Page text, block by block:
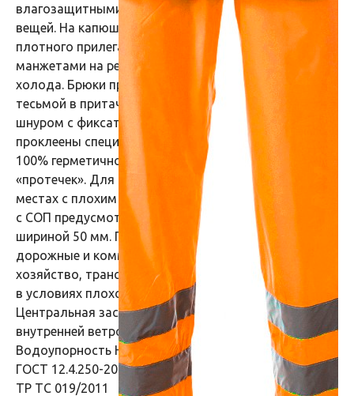
влагозащитными клапанами для удобного хранения
вещей. На капюшоне шнур с фиксаторами для более
плотного прилегания. Рукава реглан с внутренними
манжетами на резинке обеспечивают защиту от
холода. Брюки прямого силуэта с эластичной
тесьмой в притачном поясе и регулировкой по поясу
шнуром с фиксаторами. Все швы на куртке и брюках
проклеены специальной лентой, обеспечивающей
100% герметичность швов и защиту от
«протечек». Для безопасной работы сотрудника в
местах с плохим освещением на костюме «ТАЙФУН»
с СОП предусмотрена световозвращающая полоса
шириной 50 мм. Предполагаемая сфера применения:
дорожные и коммунальные службы, городское
хозяйство, транспорт, работа на открытом воздухе
в условиях плохой видимости.
Центральная застежка «Витая» молния, с
внутренней ветрозащитной планкой
Водоупорность Не менее 8000 мм. вод. ст.
ГОСТ 12.4.250-2013
ТР ТС 019/2011